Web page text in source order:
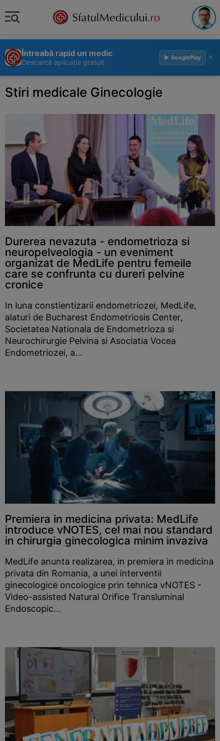
Întreabă rapid un medic
Descarcă aplicația gratuit
▶ GooglePlay ×
Stiri medicale Ginecologie
Durerea nevazuta - endometrioza si
neuropelveologia - un eveniment
organizat de MedLife pentru femeile
care se confrunta cu dureri pelvine
cronice
In luna constientizarii endometriozei, MedLife,
alaturi de Bucharest Endometriosis Center,
Societatea Nationala de Endometrioza si
Neurochirurgie Pelvina si Asociatia Vocea
Endometriozei, a...
Premiera in medicina privata: MedLife
introduce vNOTES, cel mai nou standard
in chirurgia ginecologica minim invaziva
MedLife anunta realizarea, in premiera in medicina
privata din Romania, a unei interventii
ginecologice oncologice prin tehnica vNOTES -
Video-assisted Natural Orifice Transluminal
Endoscopic...